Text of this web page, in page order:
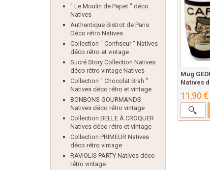
" Le Moulin de Papet " déco
Natives
Authentique Bistrot de Paris
Déco rétro Natives
Collection " Confiseur " Natives
déco rétro et vintage
Sucré Story Collection Natives
déco rétro vintage Natives
Collection " Chocolat Brah "
Natives déco rétro et vintage
BONBONS GOURMANDS
Natives déco rétro vintage
Collection BELLE Â CROQUER
Natives déco rétro et vintage
Collection PRIMEUR Natives
déco rétro vintage
RAVIOLIS PARTY Natives déco
rétro vintage
Mug
Natives
11,90 €